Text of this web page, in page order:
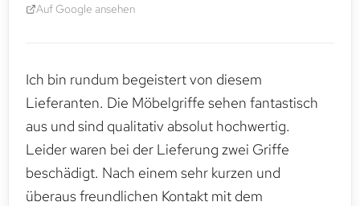
Auf Google ansehen
Ich bin rundum begeistert von diesem
Lieferanten. Die Möbelgriffe sehen fantastisch
aus und sind qualitativ absolut hochwertig.
Leider waren bei der Lieferung zwei Griffe
beschädigt. Nach einem sehr kurzen und
überaus freundlichen Kontakt mit dem